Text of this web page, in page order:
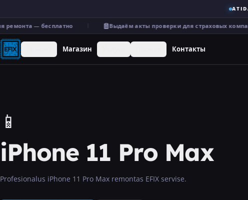
— бесплатно Выдаём акты проверки для страховых
Магазин Контакты
📱
iPhone 11 Pro Max
Profesionalus iPhone 11 Pro Max remontas EFIX servise.